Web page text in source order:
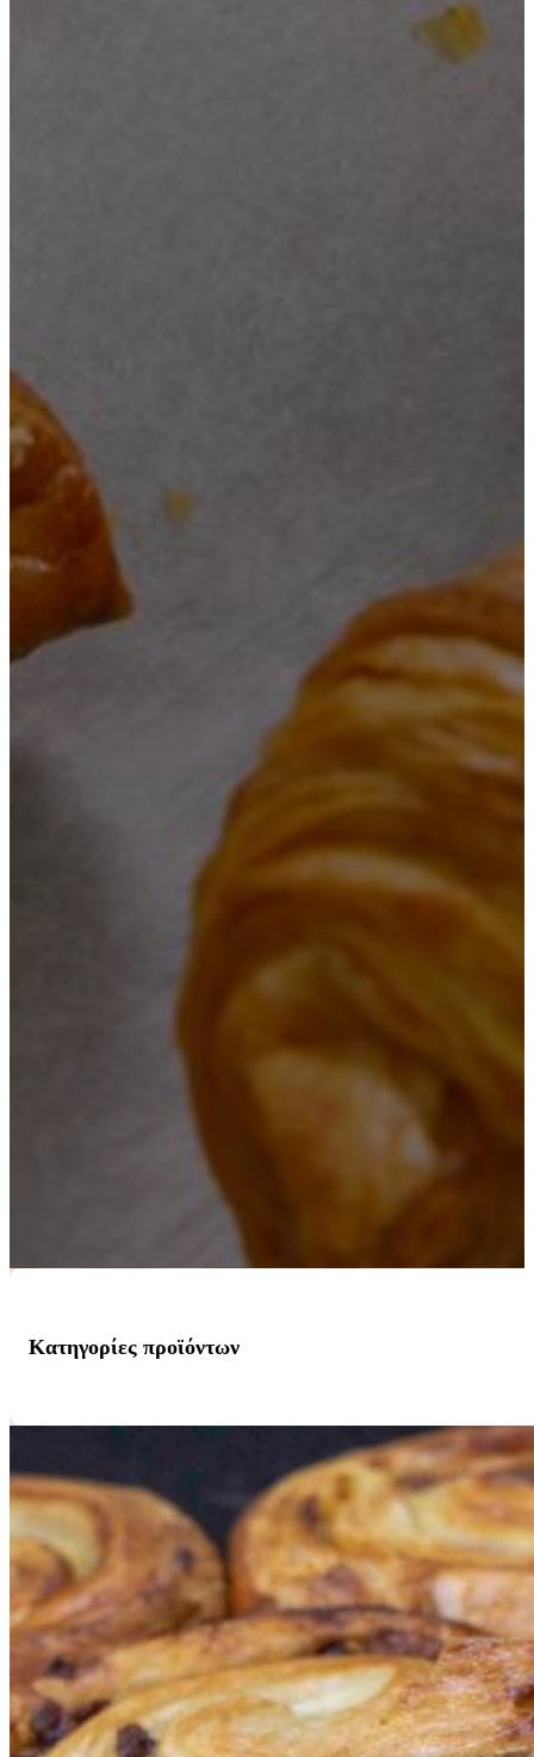
Κατηγορίες προϊόντων